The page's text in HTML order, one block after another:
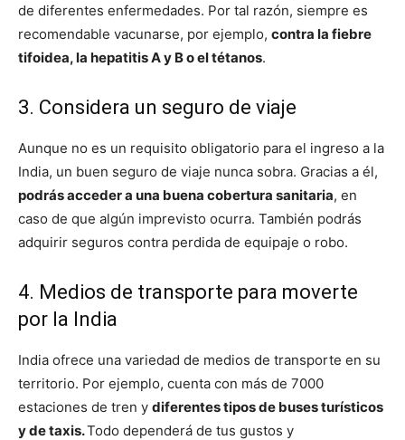
de diferentes enfermedades. Por tal razón, siempre es
recomendable vacunarse, por ejemplo, contra la fiebre
tifoidea, la hepatitis A y B o el tétanos.
3. Considera un seguro de viaje
Aunque no es un requisito obligatorio para el ingreso a la
India, un buen seguro de viaje nunca sobra. Gracias a él,
podrás acceder a una buena cobertura sanitaria, en
caso de que algún imprevisto ocurra. También podrás
adquirir seguros contra perdida de equipaje o robo.
4. Medios de transporte para moverte
por la India
India ofrece una variedad de medios de transporte en su
territorio. Por ejemplo, cuenta con más de 7000
estaciones de tren y diferentes tipos de buses turísticos
y de taxis.Todo dependerá de tus gustos y